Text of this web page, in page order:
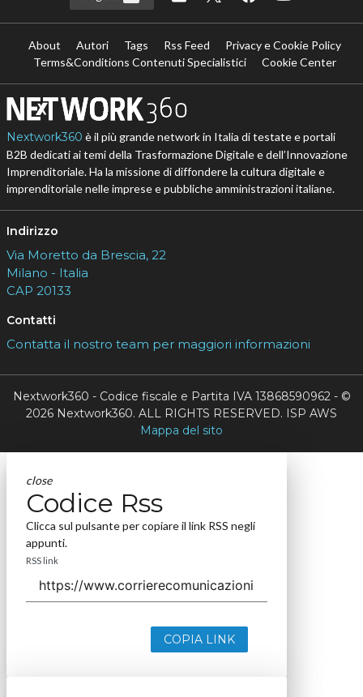
About Autori Tags Rss Feed
Privacy e Cookie Policy
Terms&Conditions Contenuti Specialistici
Cookie Center
Nextwork360 è il più grande network in Italia di testate e portali
B2B dedicati ai temi della Trasformazione Digitale e dell’Innovazione
Imprenditoriale. Ha la missione di diffondere la cultura digitale e
imprenditoriale nelle imprese e pubbliche amministrazioni italiane.
Indirizzo
Via Moretto da Brescia, 22
Milano - Italia
CAP 20133
Contatti
Contatta il nostro team per maggiori informazioni
Nextwork360 - Codice fiscale e Partita IVA 13868590962 - ©
2026 Nextwork360. ALL RIGHTS RESERVED. ISP AWS
Mappa del sito
close
Codice Rss
Clicca sul pulsante per copiare il link RSS negli
appunti.
RSS link
COPIA LINK